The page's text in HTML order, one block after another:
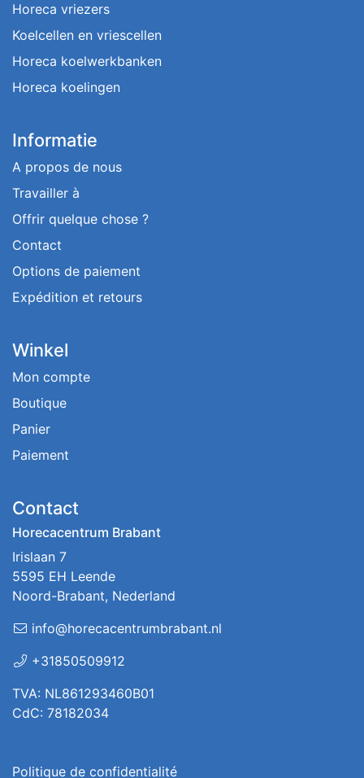
Horeca vriezers
Koelcellen en vriescellen
Horeca koelwerkbanken
Horeca koelingen
Informatie
A propos de nous
Travailler à
Offrir quelque chose ?
Contact
Options de paiement
Expédition et retours
Winkel
Mon compte
Boutique
Panier
Paiement
Contact
Horecacentrum Brabant
Irislaan 7
5595 EH Leende
Noord-Brabant, Nederland
info@horecacentrumbrabant.nl
+31850509912
TVA: NL861293460B01
CdC: 78182034
Politique de confidentialité